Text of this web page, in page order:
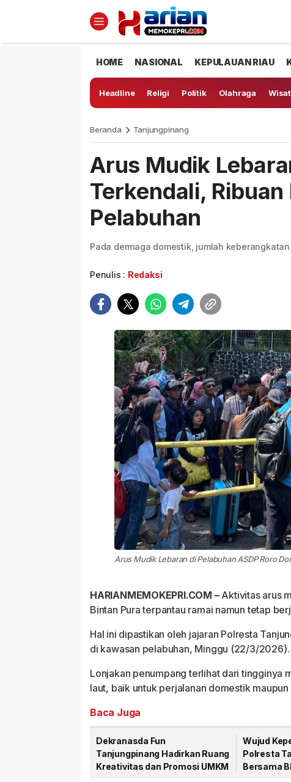
HOME NASIONAL KEPULAUAN RIAU
Headline Religi Politik Olahraga
Beranda Tanjungpinang
Arus Mudik
Terkendali,
Pelabuhan
Pada dermaga domestik, jumlah
Penulis : Redaksi
Arus Mudik Lebaran di Pelabuhan ASDP Roro
HARIANMEMOKEPRI.COM –Aktivitas arus
Bintan Pura terpantau ramai namun tetap
Hal ini dipastikan oleh jajaran Polresta
di kawasan pelabuhan, Minggu (22/3/2026).
Lonjakan penumpang terlihat dari tingginya
laut, baik untuk perjalanan domestik
Baca Juga
Dekranasda Fun
Tanjungpinang Hadirkan Ruang
Kreativitas dan Promosi UMKM
Wujud
Polresta
Bersama